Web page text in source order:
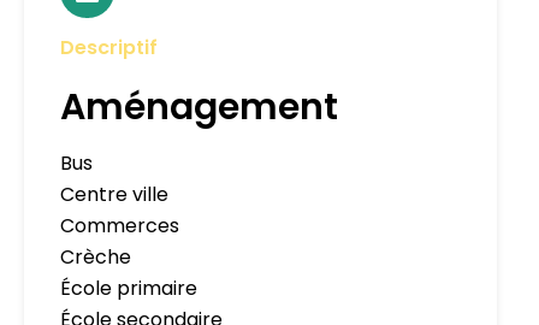
Descriptif
Aménagement
Bus
Centre ville
Commerces
Crèche
École primaire